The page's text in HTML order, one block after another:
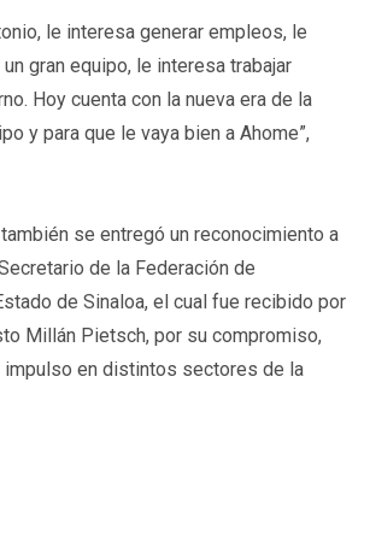
le interesa generar empleos, le
gran equipo, le interesa trabajar
Hoy cuenta con la nueva era de la
y para que le vaya bien a Ahome”,
se entregó un reconocimiento a
de la Federación de
de Sinaloa, el cual fue recibido por
Millán Pietsch, por su compromiso,
en distintos sectores de la